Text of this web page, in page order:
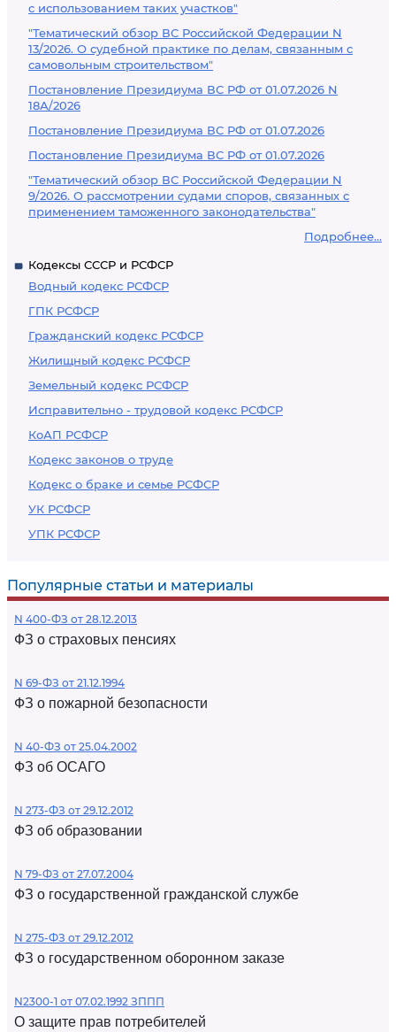
с использованием таких участков"
"Тематический обзор ВС Российской Федерации N
13/2026. О судебной практике по делам, связанным с
самовольным строительством"
Постановление Президиума ВС РФ от 01.07.2026 N
18А/2026
Постановление Президиума ВС РФ от 01.07.2026
Постановление Президиума ВС РФ от 01.07.2026
"Тематический обзор ВС Российской Федерации N
9/2026. О рассмотрении судами споров, связанных с
применением таможенного законодательства"
Подробнее...
Кодексы СССР и РСФСР
Водный кодекс РСФСР
ГПК РСФСР
Гражданский кодекс РСФСР
Жилищный кодекс РСФСР
Земельный кодекс РСФСР
Исправительно - трудовой кодекс РСФСР
КоАП РСФСР
Кодекс законов о труде
Кодекс о браке и семье РСФСР
УК РСФСР
УПК РСФСР
Популярные статьи и материалы
N 400-ФЗ от 28.12.2013
ФЗ о страховых пенсиях
N 69-ФЗ от 21.12.1994
ФЗ о пожарной безопасности
N 40-ФЗ от 25.04.2002
ФЗ об ОСАГО
N 273-ФЗ от 29.12.2012
ФЗ об образовании
N 79-ФЗ от 27.07.2004
ФЗ о государственной гражданской службе
N 275-ФЗ от 29.12.2012
ФЗ о государственном оборонном заказе
N2300-1 от 07.02.1992 ЗППП
О защите прав потребителей